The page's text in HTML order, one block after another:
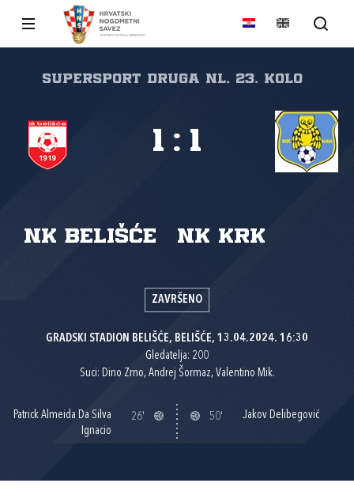
SuperSport Druga NL, 23. kolo
NK Belišće NK Krk
1 : 1
ZAVRŠENO
GRADSKI STADION BELIŠĆE, BELIŠĆE, 13.04.2024. 16:30
Gledatelja: 200
Suci: Dino Zrno, Andrej Šormaz, Valentino Mik.
Patrick Almeida Da Silva
Ignacio
26' 50' Jakov Delibegović